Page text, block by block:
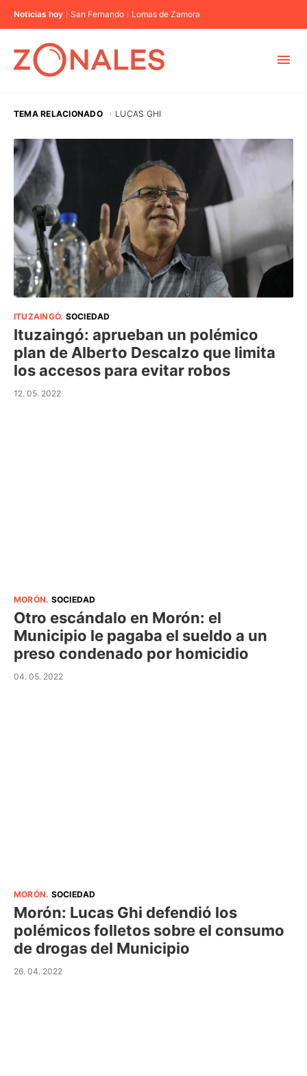
Noticias hoy San Fernando Lomas de Zamora
CABA
BUENOS AIRES
PROVINCIAS
ELECCIONES 2023
TEMA RELACIONADO · LUCAS GHI
ITUZAINGÓ. SOCIEDAD
Ituzaingó: aprueban un polémico
plan de Alberto Descalzo que limita
los accesos para evitar robos
12. 05. 2022
MORÓN. SOCIEDAD
Otro escándalo en Morón: el
Municipio le pagaba el sueldo a un
preso condenado por homicidio
04. 05. 2022
MORÓN. SOCIEDAD
Morón: Lucas Ghi defendió los
polémicos folletos sobre el consumo
de drogas del Municipio
26. 04. 2022